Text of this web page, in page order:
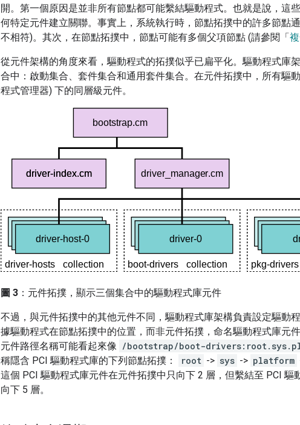
開。第一個原因是並非所有節點都可能繫結驅動程式。也就是說，這
何特定元件建立關聯。事實上，系統執行時，節點拓撲中的許多節點
不相符)。其次，在節點拓撲中，節點可能有多個父項節點 (請參閱「
從元件架構的角度來看，驅動程式的拓撲似乎已扁平化。驅動程式庫
合中：啟動集合、套件集合和通用套件集合。在元件拓撲中，所有驅
程式管理器) 下的同層級元件。
圖 3 ：元件拓撲，顯示三個集合中的驅動程式庫元件
不過，與元件拓撲中的其他元件不同，驅動程式庫架構負責設定驅動
據驅動程式在節點拓撲中的位置，而非元件拓撲，命名驅動程式庫元
元件路徑名稱可能看起來像 /bootstrap/boot-
稱隱含 PCI 驅動程式庫的下列節點拓撲：
root -> sys -> platform
這個 PCI 驅動程式庫元件在元件拓撲中只向下 2 層，但繫結至 PCI 驅
向下 5 層。